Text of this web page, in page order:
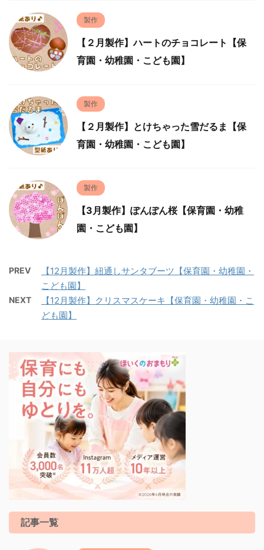
製作
【２月製作】ハートのチョコレート【保
育園・幼稚園・こども園】
製作
【２月製作】とけちゃった雪だるま【保
育園・幼稚園・こども園】
製作
【3月製作】ぽんぽん桜【保育園・幼稚
園・こども園】
PREV
【12月製作】紐通しサンタブーツ【保育園・幼稚園・
こども園】
NEXT
【12月製作】クリスマスケーキ【保育園・幼稚園・こ
ども園】
記事一覧